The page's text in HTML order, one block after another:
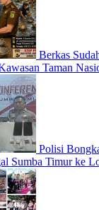
Berkas
Taman
Polisi
Sumba Timur ke